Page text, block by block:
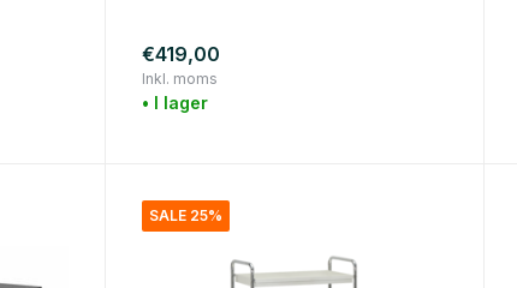
€419,00
Inkl. moms
• I lager
SALE 25%